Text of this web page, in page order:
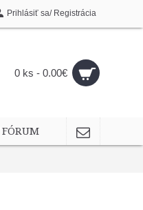
Prihlásiť sa/ Registrácia
0 ks - 0.00€
FÓRUM